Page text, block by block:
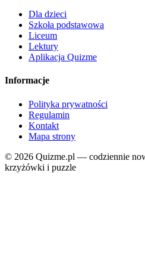
Dla dzieci
Szkoła podstawowa
Liceum
Lektury
Aplikacja Quizme
Informacje
Polityka prywatności
Regulamin
Kontakt
Mapa strony
© 2026 Quizme.pl — codziennie
krzyżówki i puzzle